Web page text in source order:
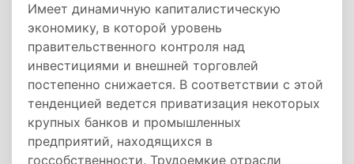
Имеет динамичную капиталистическую
экономику, в которой уровень
правительственного контроля над
инвестициями и внешней торговлей
постепенно снижается. В соответствии с этой
тенденцией ведется приватизация некоторых
крупных банков и промышленных
предприятий, находящихся в
госсобственности. Трудоемкие отрасли